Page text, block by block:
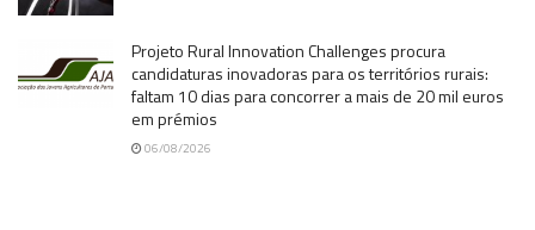
Projeto Rural Innovation Challenges procura
candidaturas inovadoras para os territórios rurais:
faltam 10 dias para concorrer a mais de 20 mil euros
em prémios
06/08/2026